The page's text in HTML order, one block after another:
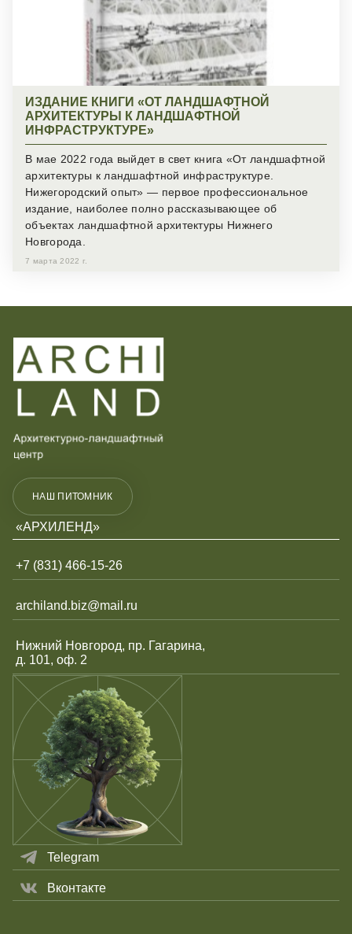
ИЗДАНИЕ КНИГИ «ОТ ЛАНДШАФТНОЙ
АРХИТЕКТУРЫ К ЛАНДШАФТНОЙ
ИНФРАСТРУКТУРЕ»
В мае 2022 года выйдет в свет книга «От ландшафтной
архитектуры к ландшафтной инфраструктуре.
Нижегородский опыт» — первое профессиональное
издание, наиболее полно рассказывающее об
объектах ландшафтной архитектуры Нижнего
Новгорода.
7 марта 2022 г.
НАШ ПИТОМНИК
«АРХИЛЕНД»
+7 (831) 466-15-26
archiland.biz@mail.ru
Нижний Новгород, пр. Гагарина,
д. 101, оф. 2
Telegram
Вконтакте